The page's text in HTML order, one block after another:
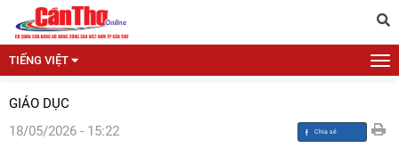
TIẾNG VIỆT
GIÁO DỤC
18/05/2026 - 15:22